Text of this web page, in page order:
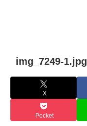
img_7249-1.jpg
X
Pocket